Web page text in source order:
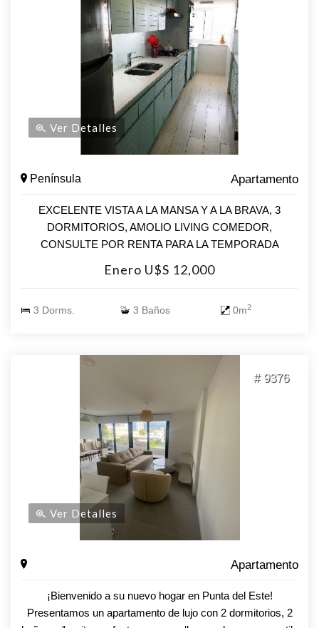
Ver Detalles
Península Apartamento
EXCELENTE VISTA A LA MANSA Y A LA BRAVA, 3
DORMITORIOS, AMOLIO LIVING COMEDOR,
CONSULTE POR RENTA PARA LA TEMPORADA
Enero U$S 12,000
3 Dorms. 3 Baños 0m2
# 9376
Ver Detalles
Apartamento
¡Bienvenido a su nuevo hogar en Punta del Este!
Presentamos un apartamento de lujo con 2 dormitorios, 2